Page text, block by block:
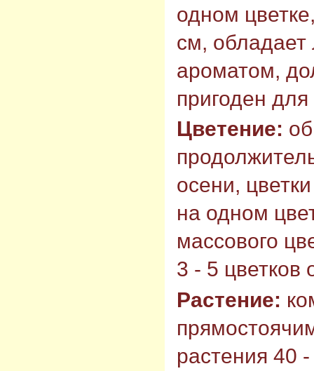
одном
см,
ароматом,
пригоден для
Цветение:
осени,
на одном
массового
3 - 5 цветков
Растение:
растения 40